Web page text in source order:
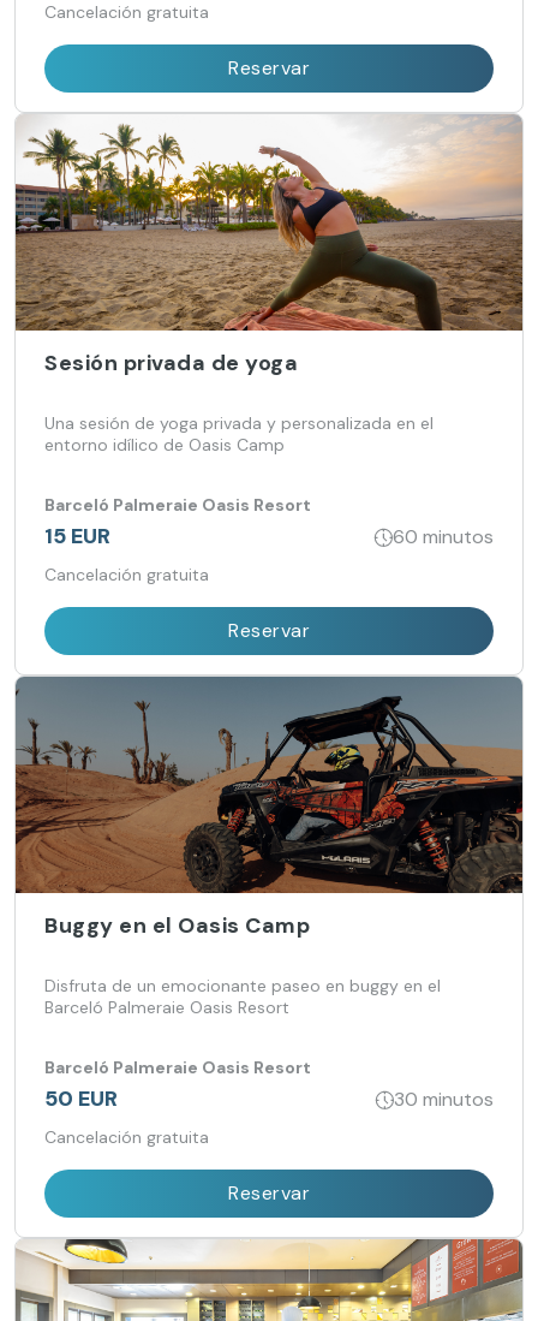
Cancelación gratuita
Reservar
Sesión privada de yoga
Una sesión de yoga privada y personalizada en el
entorno idílico de Oasis Camp
Barceló Palmeraie Oasis Resort
15 EUR 60 minutos
Cancelación gratuita
Reservar
Buggy en el Oasis Camp
Disfruta de un emocionante paseo en buggy en el
Barceló Palmeraie Oasis Resort
Barceló Palmeraie Oasis Resort
50 EUR 30 minutos
Cancelación gratuita
Reservar